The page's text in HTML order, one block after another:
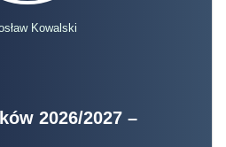
Kowalski
2026/2027 –